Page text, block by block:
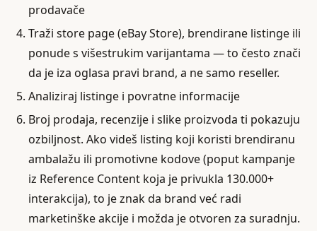
prodavače
Traži store page (eBay Store), brendirane listinge ili
ponude s višestrukim varijantama — to često znači
da je iza oglasa pravi brand, a ne samo reseller.
Analiziraj listinge i povratne informacije
Broj prodaja, recenzije i slike proizvoda ti pokazuju
ozbiljnost. Ako videš listing koji koristi brendiranu
ambalažu ili promotivne kodove (poput kampanje
iz Reference Content koja je privukla 130.000+
interakcija), to je znak da brand već radi
marketinške akcije i možda je otvoren za suradnju.